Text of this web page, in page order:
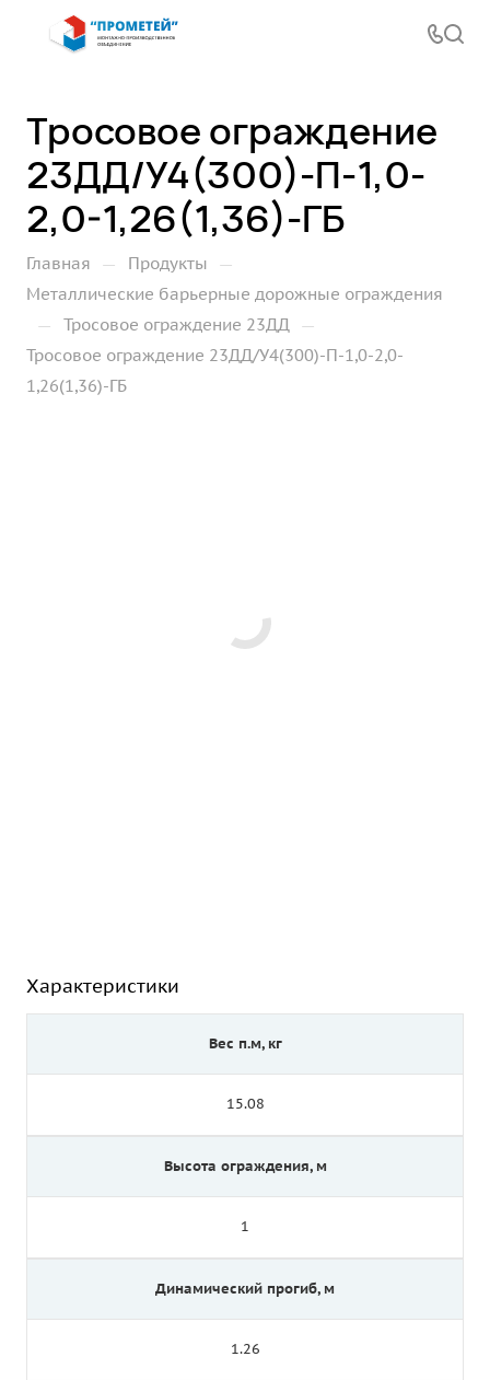
Тросовое ограждение
23ДД/У4(300)-П-1,0-
2,0-1,26(1,36)-ГБ
Главная — Продукты —
Металлические барьерные дорожные ограждения
— Тросовое ограждение 23ДД —
Тросовое ограждение 23ДД/У4(300)-П-1,0-2,0-
1,26(1,36)-ГБ
Характеристики
Вес п.м, кг
15.08
Высота ограждения, м
1
Динамический прогиб, м
1.26